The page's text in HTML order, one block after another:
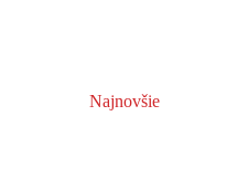
Najnovšie